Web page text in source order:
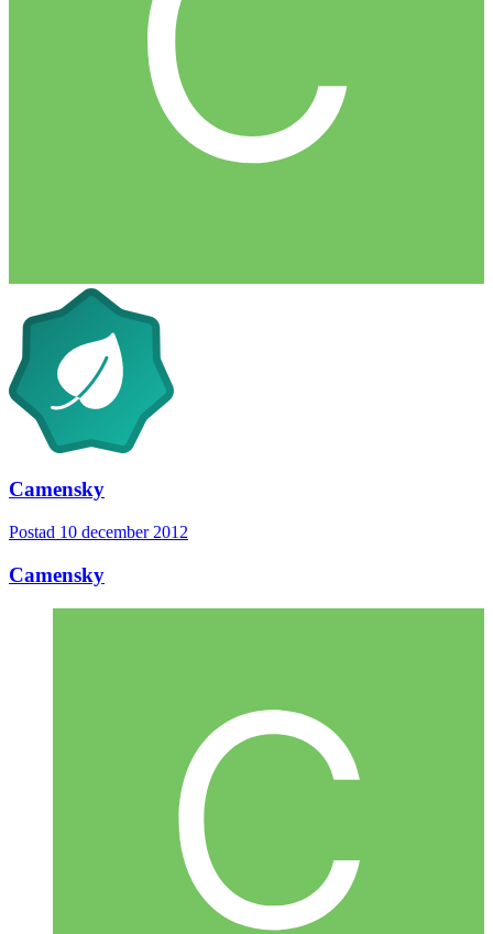
Camensky
Postad 10 december 2012
Camensky